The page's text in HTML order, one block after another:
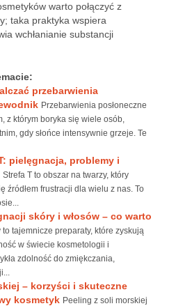
warto połączyć z
taka praktyka wspiera
wchłanianie substancji
przebarwienia
Przebarwienia posłoneczne
z którym boryka się wiele osób,
gdy słońce intensywnie grzeje. Te
pielęgnacja, problemy i
Strefa T to obszar na twarzy, który
źródłem frustracji dla wielu z nas. To
skóry i włosów – co warto
to tajemnicze preparaty, które zyskują
w świecie kosmetologii i
zdolność do zmiękczania,
– korzyści i skuteczne
kosmetyk Peeling z soli morskiej